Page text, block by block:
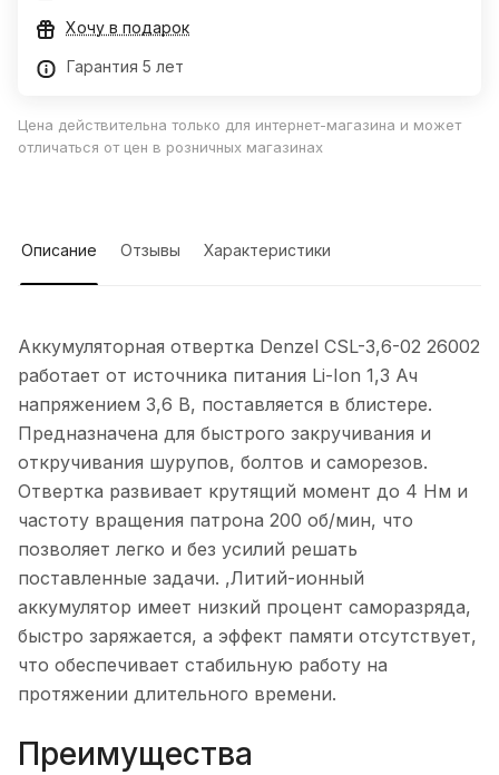
Хочу в подарок
Гарантия 5 лет
Цена действительна только для интернет-магазина и может
отличаться от цен в розничных магазинах
Описание Отзывы Характеристики
Аккумуляторная отвертка Denzel CSL-3,6-02 26002
работает от источника питания Li-Ion 1,3 Ач
напряжением 3,6 В, поставляется в блистере.
Предназначена для быстрого закручивания и
откручивания шурупов, болтов и саморезов.
Отвертка развивает крутящий момент до 4 Нм и
частоту вращения патрона 200 об/мин, что
позволяет легко и без усилий решать
поставленные задачи. ,Литий-ионный
аккумулятор имеет низкий процент саморазряда,
быстро заряжается, а эффект памяти отсутствует,
что обеспечивает стабильную работу на
протяжении длительного времени.
Преимущества